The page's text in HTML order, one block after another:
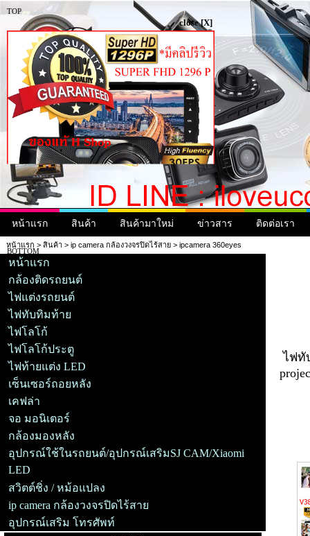
หน้าแรก สินค้า สินค้ามาใหม่ ข่าวสาร ติดต่อเรา
หน้าแรก > สินค้า > ip camera กล้องวงจรปิดไร้สาย > ipcamera 360eyes
หน้าแรก
กล้องติดรถยนต์
ไฟแต่งรถยนต์
ไฟทับทิมท้าย
ไฟโลโก้
ไฟโลโก้ประตู
ไฟท้ายแต่ง LED
เซ็นเซอร์ถอยหลัง
เคฟล่า
จอ มอนิเตอร์
กล้องมองหลัง
อุปกรณ์ใช้ในรถยนต์/อุปกรณ์เสริมSJ CAM/Xiaomi
LED
สวิตต์ชิ่ง / หม้อแปลง
ip camera กล้องวงจรปิดไร้สาย
อุปกรณ์เสริม โทรศัพท์
TOP
close [X]
BOTTOM
ไฟทั